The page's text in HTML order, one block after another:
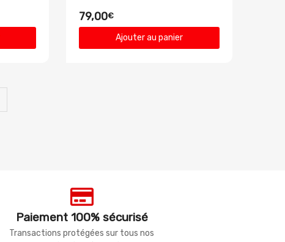
79,00€
Ajouter au panier
Paiement 100% sécurisé
Transactions protégées sur tous nos